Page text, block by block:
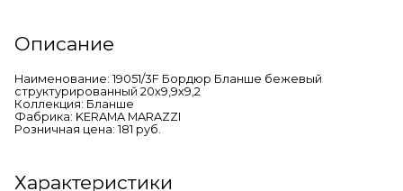
Описание
Наименование: 19051/3F Бордюр Бланше бежевый
структурированный 20х9,9х9,2
Коллекция: Бланше
Фабрика: KERAMA MARAZZI
Розничная цена: 181 руб.
Характеристики